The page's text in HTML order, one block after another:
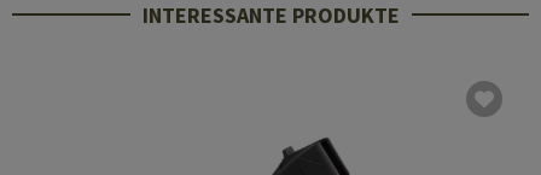
INTERESSANTE PRODUKTE